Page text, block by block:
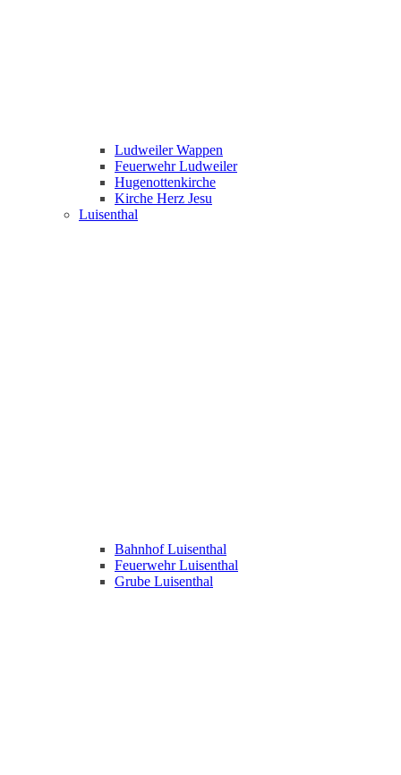
Ludweiler Wappen
Feuerwehr Ludweiler
Hugenottenkirche
Kirche Herz Jesu
Luisenthal
Bahnhof Luisenthal
Feuerwehr Luisenthal
Grube Luisenthal